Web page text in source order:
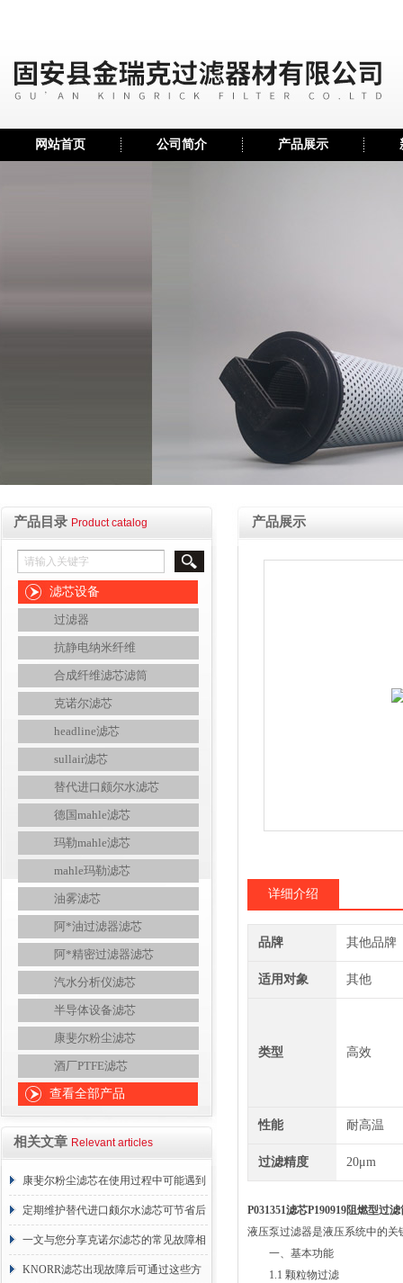
网站首页 公司简介 产品展示
产品目录 Product catalog
滤芯设备
过滤器
抗静电纳米纤维
合成纤维滤芯滤筒
克诺尔滤芯
headline滤芯
sullair滤芯
替代进口颇尔水滤芯
德国mahle滤芯
玛勒mahle滤芯
mahle玛勒滤芯
油雾滤芯
阿*油过滤器滤芯
阿*精密过滤器滤芯
汽水分析仪滤芯
半导体设备滤芯
康斐尔粉尘滤芯
酒厂PTFE滤芯
查看全部产品
相关文章 Relevant articles
康斐尔粉尘滤芯在使用过程中可能遇到
的故障相应解决方法分享
定期维护替代进口颇尔水滤芯可节省后
续更换成本
一文与您分享克诺尔滤芯的常见故障相
应解决方法
KNORR滤芯出现故障后可通过这些方
产品展示
详细介绍
品牌 其他品牌
适用对象 其他
类型 高效
性能 耐高温
过滤精度 20μm
P031351滤芯P190919阻燃型过
液压泵过滤器是液压系统中的
一、基本功能
1.1 颗粒物过滤